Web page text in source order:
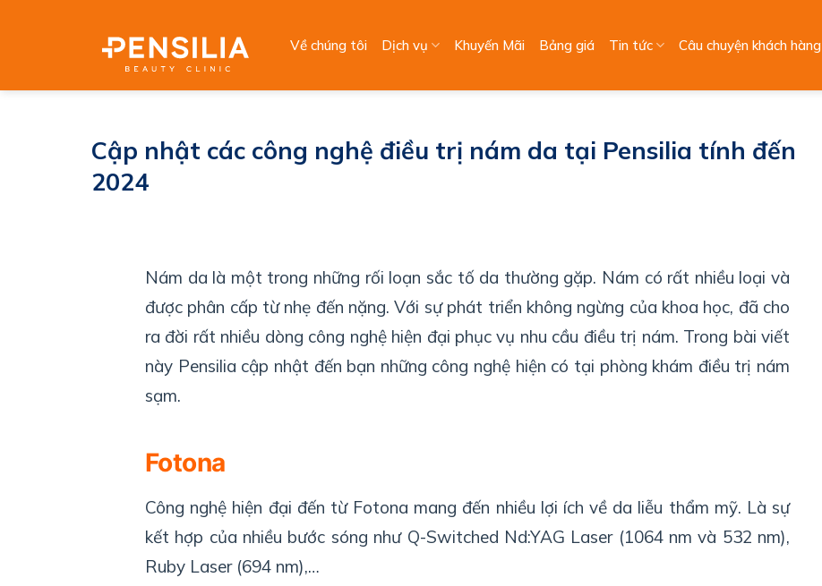
Về chúng tôi Dịch vụ Khuyến Mãi Bảng giá Tin tức Câu chuyện khách hàng
Cập nhật các công nghệ điều trị nám da tại Pensilia tính đến
2024
Nám da là một trong những rối loạn sắc tố da thường gặp. Nám có rất nhiều loại và
được phân cấp từ nhẹ đến nặng. Với sự phát triển không ngừng của khoa học, đã cho
ra đời rất nhiều dòng công nghệ hiện đại phục vụ nhu cầu điều trị nám. Trong bài viết
này Pensilia cập nhật đến bạn những công nghệ hiện có tại phòng khám điều trị nám
sạm.
Fotona
Công nghệ hiện đại đến từ Fotona mang đến nhiều lợi ích về da liễu thẩm mỹ. Là sự
kết hợp của nhiều bước sóng như Q-Switched Nd:YAG Laser (1064 nm và 532 nm),
Ruby Laser (694 nm),…